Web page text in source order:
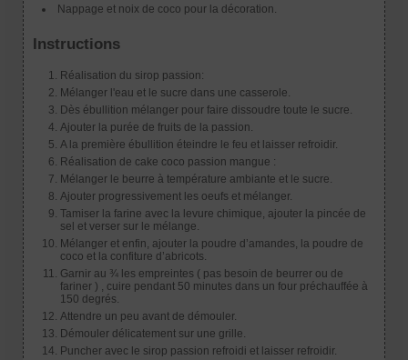
Nappage et noix de coco pour la décoration.
Instructions
Réalisation du sirop passion:
Mélanger l'eau et le sucre dans une casserole.
Dès ébullition mélanger pour faire dissoudre toute le sucre.
Ajouter la purée de fruits de la passion.
A la première ébullition éteindre le feu et laisser refroidir.
Réalisation de cake coco passion mangue :
Mélanger le beurre à température ambiante et le sucre.
Ajouter progressivement les oeufs et mélanger.
Tamiser la farine avec la levure chimique, ajouter la pincée de
sel et verser sur le mélange.
Mélanger et enfin, ajouter la poudre d’amandes, la poudre de
coco et la confiture d’abricots.
Garnir au ¾ les empreintes ( pas besoin de beurrer ou de
fariner ) , cuire pendant 50 minutes dans un four préchauffée à
150 degrés.
Attendre un peu avant de démouler.
Démouler délicatement sur une grille.
Puncher avec le sirop passion refroidi et laisser refroidir.